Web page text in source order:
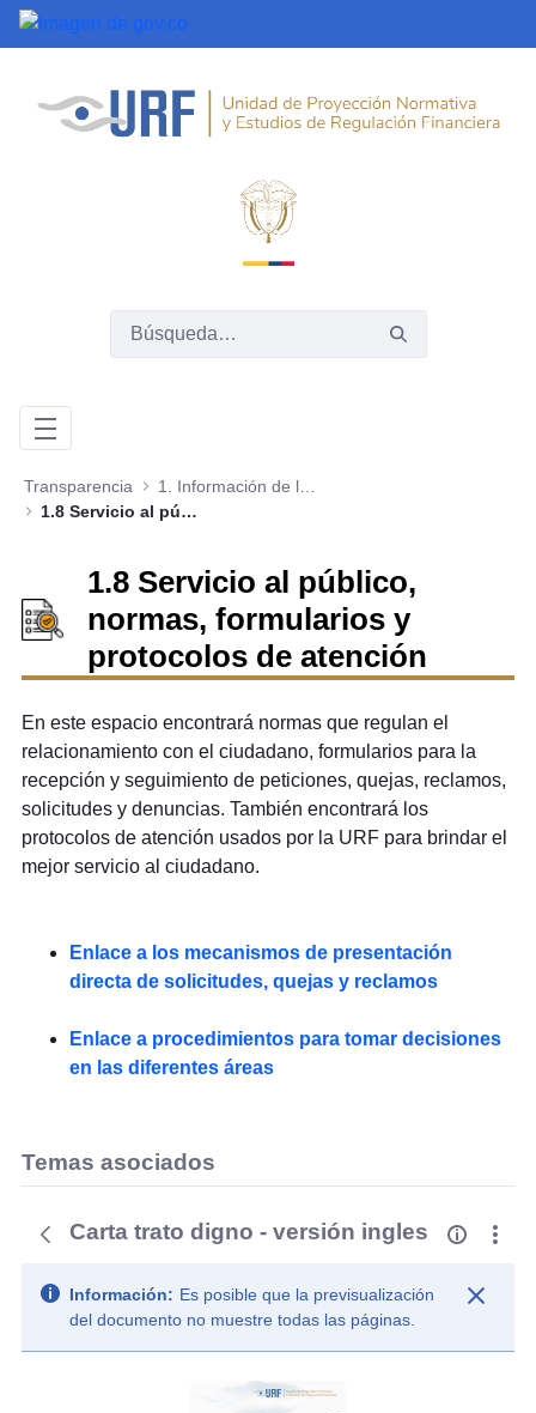
Saltar al contenido principal
Transparencia
1. Información de la entidad
1.8 Servicio al público, normas, formularios y protocolos de atención
1.8 Servicio al público,
normas, formularios y
protocolos de atención
En este espacio encontrará normas que regulan el
relacionamiento con el ciudadano, formularios para la
recepción y seguimiento de peticiones, quejas, reclamos,
solicitudes y denuncias. También encontrará los
protocolos de atención usados por la URF para brindar el
mejor servicio al ciudadano.
Enlace a los mecanismos de presentación
directa de solicitudes, quejas y reclamos
Enlace a procedimientos para tomar decisiones
en las diferentes áreas
Temas asociados
Carta trato digno - versión ingles
Información: Es posible que la previsualización
del documento no muestre todas las páginas.